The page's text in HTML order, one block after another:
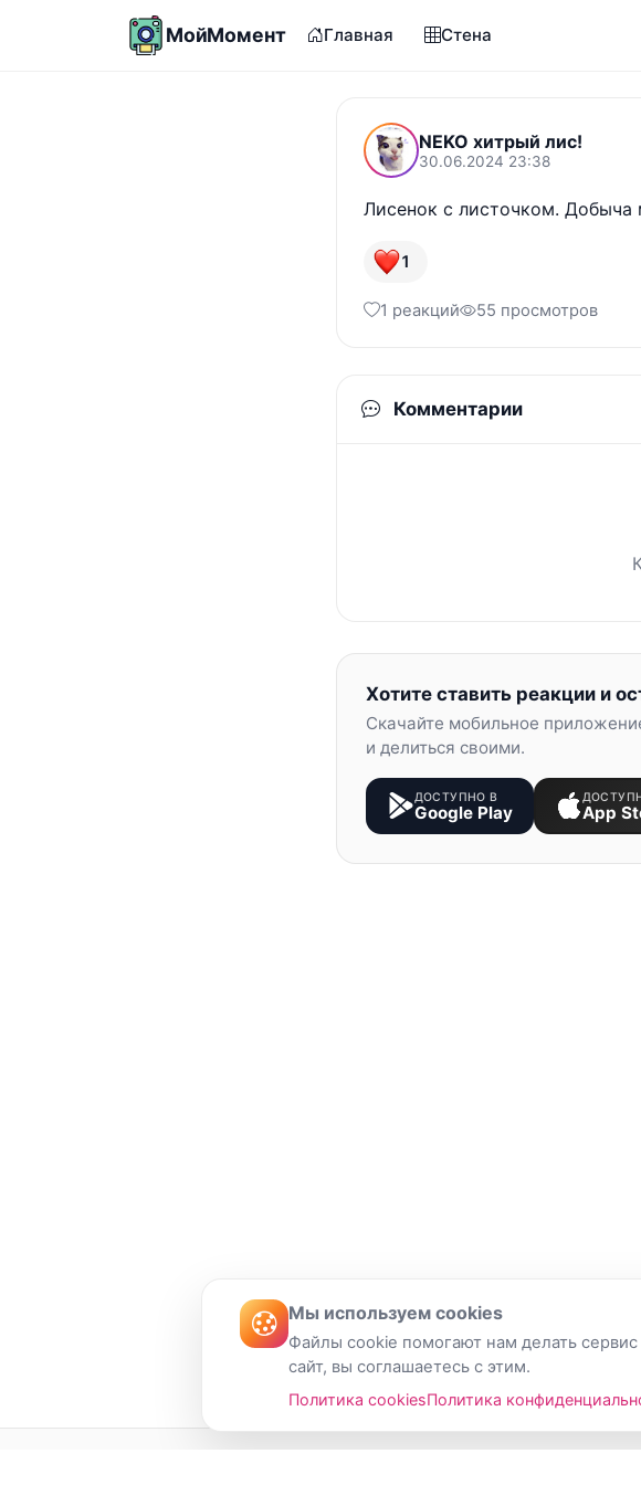
МойМомент Главная Стена
NEKO хитрый лис!
30.06.2024 23:38
Лисенок с листочком.
1
1 реакций 55 просмотров
Комментарии
Хотите ставить реакции и
Скачайте мобильное
и делиться своими.
ДОСТУПНО В
Google Play App
Мы используем cookies
Файлы cookie помогают нам делать
сайт, вы соглашаетесь с этим.
Политика cookiesПолитика